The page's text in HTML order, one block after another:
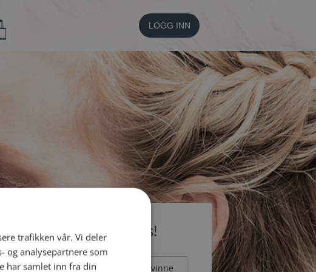
LOGG INN
Bli medlem gratis!
Jeg er en: Mann Kvinne
trafikken vår. Vi deler
og analysepartnere som
har samlet inn fra din